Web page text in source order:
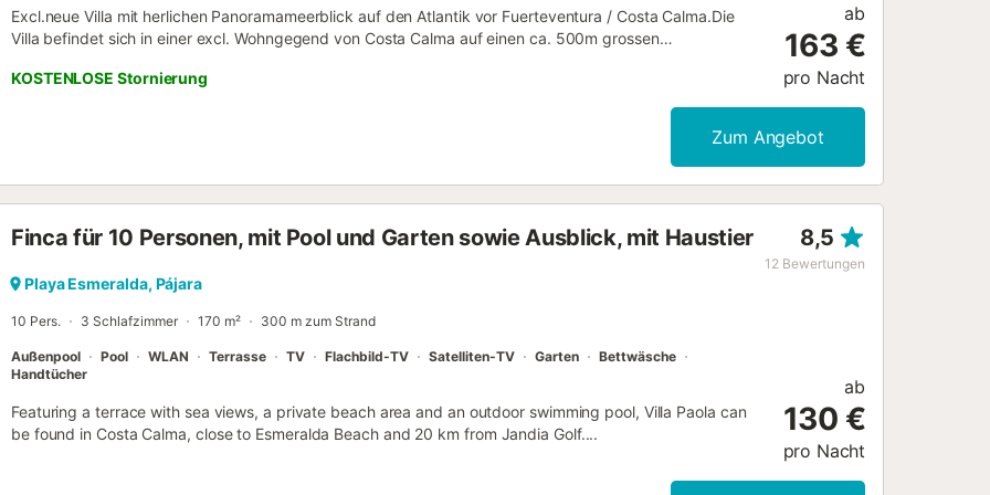
Excl.neue Villa mit herlichen Panoramameerblick auf den Atlantik vor Fuerteventura / Costa Calma.Die
Villa befindet sich in einer excl. Wohngegend von Costa Calma auf einen ca. 500m grossen
Sandstrand sind es nur wenige Meter. Ausgestattet mit qualitativen sehr hochwertigen Materialien,die
sich durch die ganze Villa ziehen. Wohnzimmer, seperater Kueche, 2 Schlafzimmer, Bad mit Wanne,
grosse Terrasse an der direkt der Pool liegt. Von der Terrasse Haben sie einen herrlichen Ausblick auf das
Satempfang fuer alle TV-Sender. Fuer die Sicherheit der wichtigsten Sachen ist ein kleiner Safe
KOSTENLOSE Stornierung
ab
163 €
pro Nacht
Zum Angebot
Finca für 10 Personen, mit Pool und Garten sowie Ausblick, mit Haustier 8,5
12 Bewertungen
Playa Esmeralda, Pájara
10 Pers. 3 Schlafzimmer 170 m² 300 m zum Strand
Außenpool Pool WLAN Terrasse TV Flachbild-TV Satelliten-TV Garten
Bettwäsche
Handtücher
Featuring a terrace with sea views, a private beach area and an outdoor swimming pool, Villa Paola can
be found in Costa Calma, close to Esmeralda Beach and 20 km from Jandia Golf....
ab
130 €
pro Nacht